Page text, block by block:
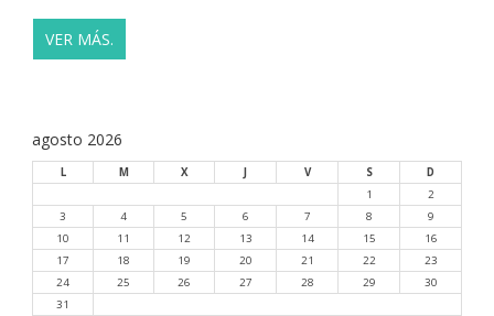
VER MÁS.
agosto 2026
L M X J V S
D
1
2
3
4 5 6 7 8
9
10
11 12 13 14 15
16
17
18 19 20 21 22
23
24
25 26 27 28 29
30
31